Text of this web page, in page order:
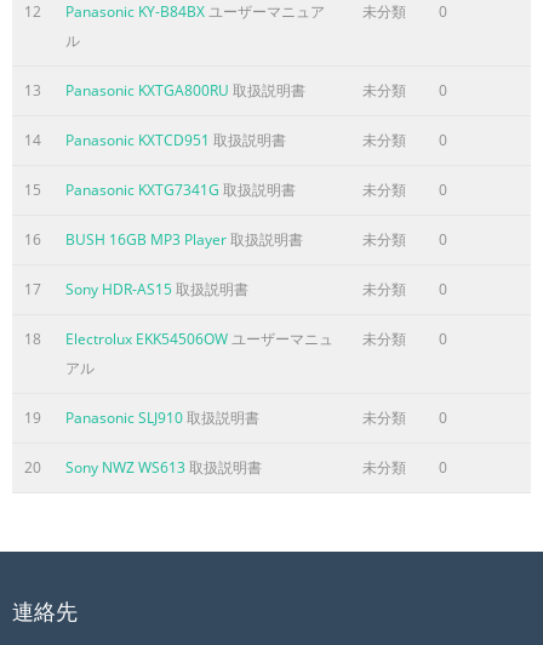
12 Panasonic KY-B84BXユーザーマニュア
ル
未分類 0
13 Panasonic KXTGA800RU 取扱説明書 未分類 0
14 Panasonic KXTCD951 取扱説明書 未分類 0
15 Panasonic KXTG7341G 取扱説明書 未分類 0
16 BUSH 16GB MP3 Player取扱説明書 未分類 0
17 Sony HDR-AS15取扱説明書 未分類 0
18 Electrolux EKK54506OWユーザーマニュ
アル
未分類 0
19 Panasonic SLJ910取扱説明書 未分類 0
20 Sony NWZ WS613取扱説明書 未分類 0
連絡先